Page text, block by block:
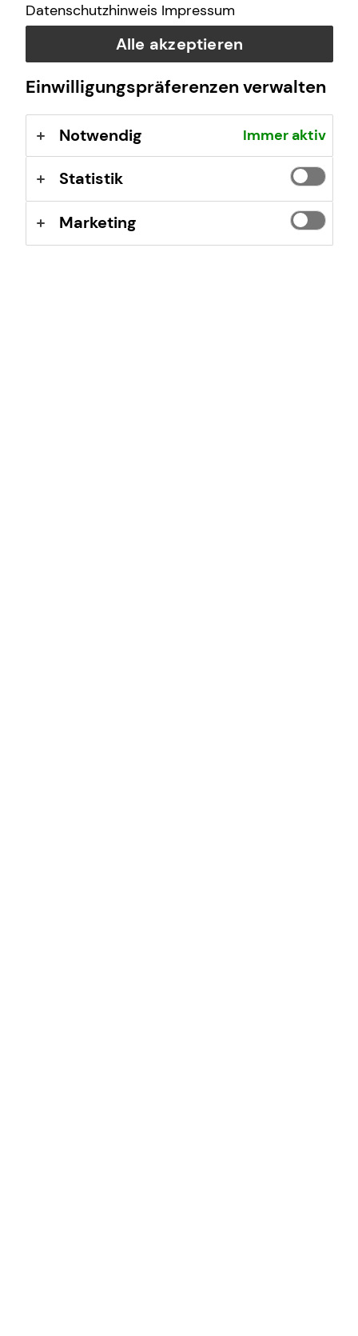
Deine Vorteile mit mytecis:
Sieh deine Konten, Depots und Versicherungen an
einem Ort
Verträge und Dokumente digital verwalten
oder Versicherungsverträge jederzeit einsehen
Direkter Kontakt
Stelle mir Terminanfragen oder sende Nachrichten
Datenschutzhinweis Impressum
Alle akzeptieren
Einwilligungspräferenzen verwalten
Notwendig Immer aktiv
Statistik
Marketing